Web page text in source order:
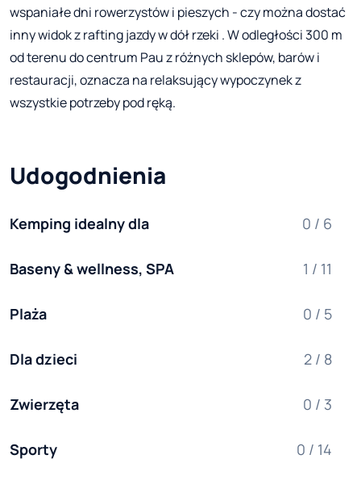
wspaniałe dni rowerzystów i pieszych - czy można dostać
inny widok z rafting jazdy w dół rzeki . W odległości 300 m
od terenu do centrum Pau z różnych sklepów, barów i
restauracji, oznacza na relaksujący wypoczynek z
wszystkie potrzeby pod ręką.
Udogodnienia
Kemping idealny dla 0 / 6
Baseny & wellness, SPA 1 / 11
Plaża 0 / 5
Dla dzieci 2 / 8
Zwierzęta 0 / 3
Sporty 0 / 14